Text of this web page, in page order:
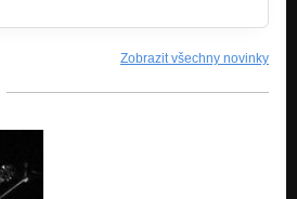
Zobrazit všechny novinky